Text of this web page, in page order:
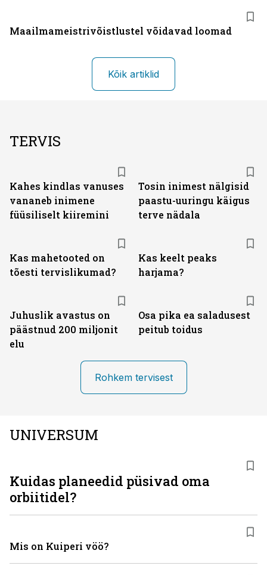
Maailmameistrivõistlustel võidavad loomad
Kõik artiklid
TERVIS
Kahes kindlas vanuses
vananeb inimene
füüsiliselt kiiremini
Tosin inimest nälgisid
paastu-uuringu käigus
terve nädala
Kas mahetooted on
tõesti tervislikumad?
Kas keelt peaks
harjama?
Juhuslik avastus on
päästnud 200 miljonit
elu
Osa pika ea saladusest
peitub toidus
Rohkem tervisest
UNIVERSUM
Kuidas planeedid püsivad oma
orbiitidel?
Mis on Kuiperi vöö?